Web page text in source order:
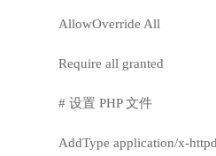
AllowOverride All
Require all granted
# 设置 PHP 文件
AddType application/x-